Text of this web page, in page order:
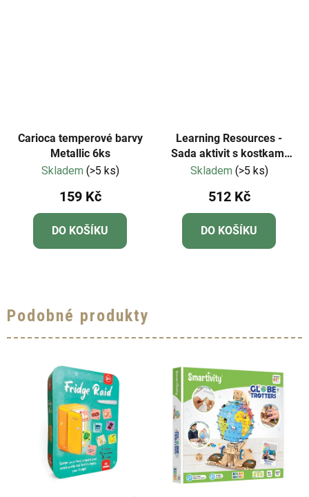
Carioca temperové barvy
Metallic 6ks
Skladem (>5 ks)
159 Kč
DO KOŠÍKU
Learning Resources -
Sada aktivit s kostkami
MathLink®
Skladem (>5 ks)
512 Kč
DO KOŠÍKU
Podobné produkty